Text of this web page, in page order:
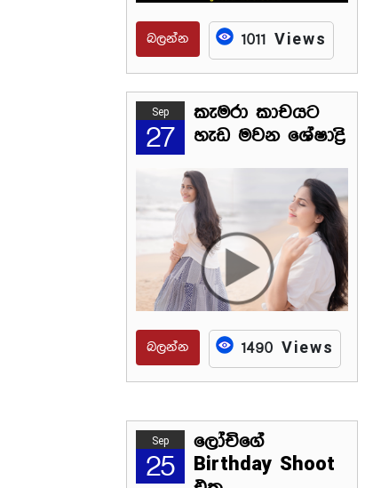
බලන්න 1011 Views
Sep
27
කැමරා කාචයට
හැඩ මවන ශේෂාද්‍රි
බලන්න 1490 Views
Sep
25
ලෝචිගේ
Birthday Shoot